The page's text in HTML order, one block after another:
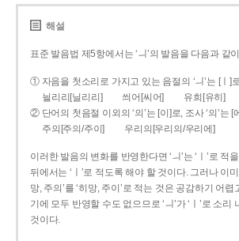
해설
표준 발음법 제5항에서는 ‘ㅢ’의 발음을 다음과 같
① 자음을 첫소리로 가지고 있는 음절의 ‘ㅢ’는 [ㅣ]
늴리리[닐리리]
씌어[씨어]
유희[유히]
② 단어의 첫음절 이외의 ‘의’는 [이]로, 조사 ‘의’는
주의[주의/주이]
우리의[우리의/우리에]
이러한 발음의 변화를 반영한다면 ‘ㅢ’는 ‘ㅣ’로 적
뒤에서는 ‘ㅣ’로 적도록 해야 할 것이다. 그러나 이
망, 주의’를 ‘히망, 주이’로 적는 것은 공감하기 어
기에 모두 반영할 수도 없으므로 ‘ㅢ’가 ‘ㅣ’로 소리
것이다.